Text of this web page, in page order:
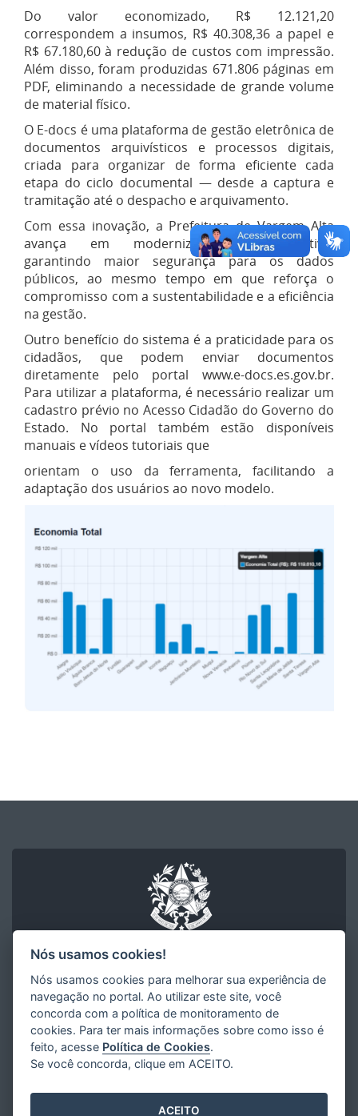
Do valor economizado, R$ 12.121,20
correspondem a insumos, R$ 40.308,36 a papel e
R$ 67.180,60 à redução de custos com impressão.
Além disso, foram produzidas 671.806 páginas em
PDF, eliminando a necessidade de grande volume
de material físico.
O E-docs é uma plataforma de gestão eletrônica de
documentos arquivísticos e processos digitais,
criada para organizar de forma eficiente cada
etapa do ciclo documental — desde a captura e
tramitação até o despacho e arquivamento.
Com essa inovação, a Prefeitura de Vargem Alta
avança em modernização administrativa,
garantindo maior segurança para os dados
públicos, ao mesmo tempo em que reforça o
compromisso com a sustentabilidade e a eficiência
na gestão.
Outro benefício do sistema é a praticidade para os
cidadãos, que podem enviar documentos
diretamente pelo portal www.e-docs.es.gov.br.
Para utilizar a plataforma, é necessário realizar um
cadastro prévio no Acesso Cidadão do Governo do
Estado. No portal também estão disponíveis
manuais e vídeos tutoriais que
orientam o uso da ferramenta, facilitando a
adaptação dos usuários ao novo modelo.
Arquivo Público do Estado do Espírito Santo
Secretaria de Gestão e Recursos Humanos
Governo do Estado do Espírito Santo
R. Sete de Setembro, 414 - Centro
CEP: 29015-905 - Vitória / ES
Tel.: (27) 3636-6111
Nós usamos cookies!
Nós usamos cookies para melhorar sua experiência de
navegação no portal. Ao utilizar este site, você
concorda com a política de monitoramento de
cookies. Para ter mais informações sobre como isso é
feito, acesse Política de Cookies.
Se você concorda, clique em ACEITO.
ACEITO